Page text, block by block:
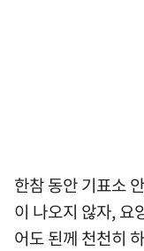
한참 동안 기표소
이 나오지 않자, 요
어도 된께 천천히